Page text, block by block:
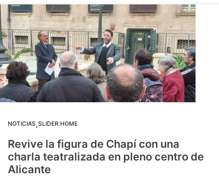
NOTICIAS,SLIDER HOME
Revive la figura de Chapí con una
charla teatralizada en pleno centro de
Alicante